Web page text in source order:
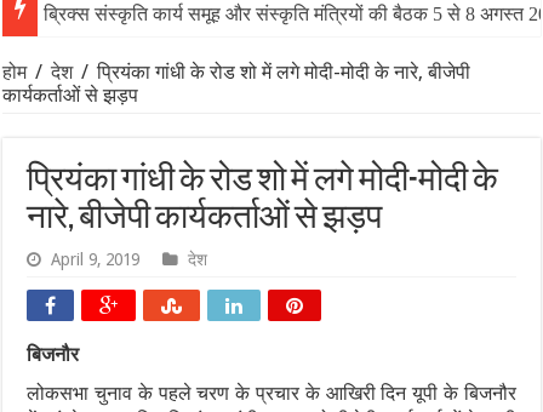
ब्रिक्स संस्कृति कार्य समूह और संस्कृति मंत्रियों की बैठक 5 से 8 अगस्त
होम / देश / प्रियंका गांधी के रोड शो में लगे मोदी-मोदी के नारे, बीजेपी
कार्यकर्ताओं से झड़प
प्रियंका गांधी के रोड शो में लगे मोदी-मोदी के
नारे, बीजेपी कार्यकर्ताओं से झड़प
April 9, 2019 देश
बिजनौर
लोकसभा चुनाव के पहले चरण के प्रचार के आखिरी दिन यूपी के बिजनौर